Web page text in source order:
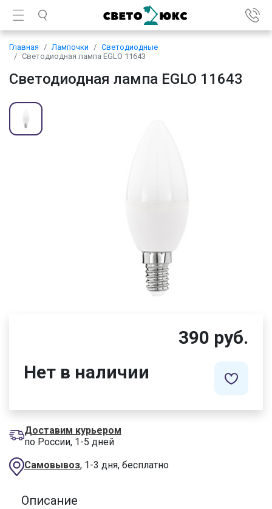
Главная Лампочки
Светодиодные
Светодиодная лампа EGLO 11643
Светодиодная лампа EGLO 11643
390 руб.
Нет в наличии
Доставим курьером
по России, 1-5 дней
Самовывоз, 1-3 дня, бесплатно
Описание